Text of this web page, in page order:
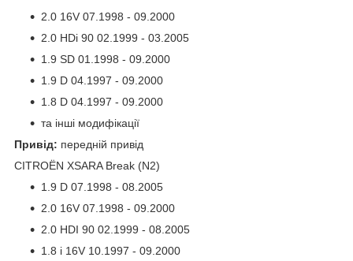
2.0 16V 07.1998 - 09.2000
2.0 HDi 90 02.1999 - 03.2005
1.9 SD 01.1998 - 09.2000
1.9 D 04.1997 - 09.2000
1.8 D 04.1997 - 09.2000
та інші модифікації
Привід: передній привід
CITROËN XSARA Break (N2)
1.9 D 07.1998 - 08.2005
2.0 16V 07.1998 - 09.2000
2.0 HDI 90 02.1999 - 08.2005
1.8 i 16V 10.1997 - 09.2000